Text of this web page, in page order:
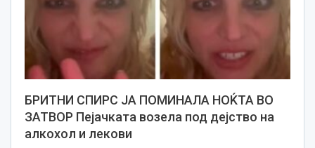
БРИТНИ СПИРС JA ПОМИНАЛА НОЌТА ВО
ЗАТВОР Пејачката возела под дејство на
алкохол и лекови